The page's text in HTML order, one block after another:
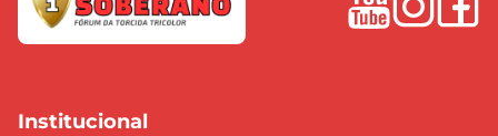
Institucional